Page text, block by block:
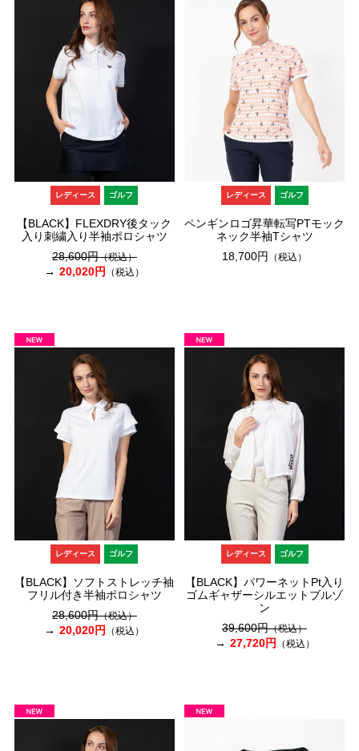
レディース ゴルフ
【BLACK】FLEXDRY後タック
入り刺繍入り半袖ポロシャツ
28,600円（税込）
20,020円 （税込）
レディース ゴルフ
ペンギンロゴ昇華転写PTモック
ネック半袖Tシャツ
18,700円
（税込）
レディース ゴルフ
【BLACK】ソフトストレッチ袖
フリル付き半袖ポロシャツ
28,600円（税込）
20,020円 （税込）
レディース ゴルフ
【BLACK】パワーネットPt入り
ゴムギャザーシルエットブルゾ
ン
39,600円（税込）
27,720円 （税込）